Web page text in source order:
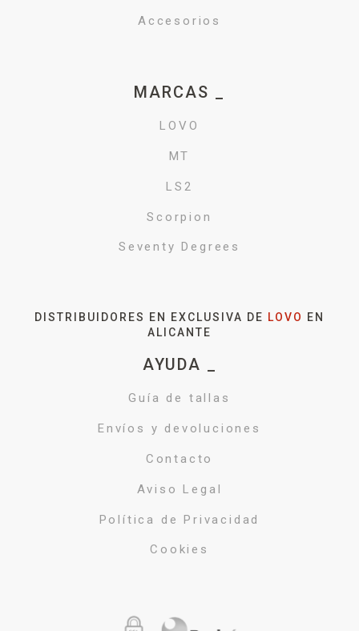
Accesorios
MARCAS _
LOVO
MT
LS2
Scorpion
Seventy Degrees
DISTRIBUIDORES EN EXCLUSIVA DE LOVO
EN
ALICANTE
AYUDA _
Guía de tallas
Envíos y devoluciones
Contacto
Aviso Legal
Política de Privacidad
Cookies